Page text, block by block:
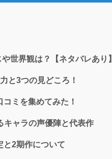
世界観は？【ネタバレあり】
と3つの見どころ！
ミを集めてみた！
キャラの声優陣と代表作
と2期作について